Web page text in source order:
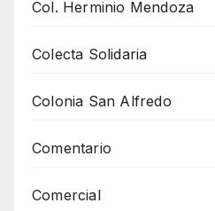
Col. Herminio Mendoza
Colecta Solidaria
Colonia San Alfredo
Comentario
Comercial